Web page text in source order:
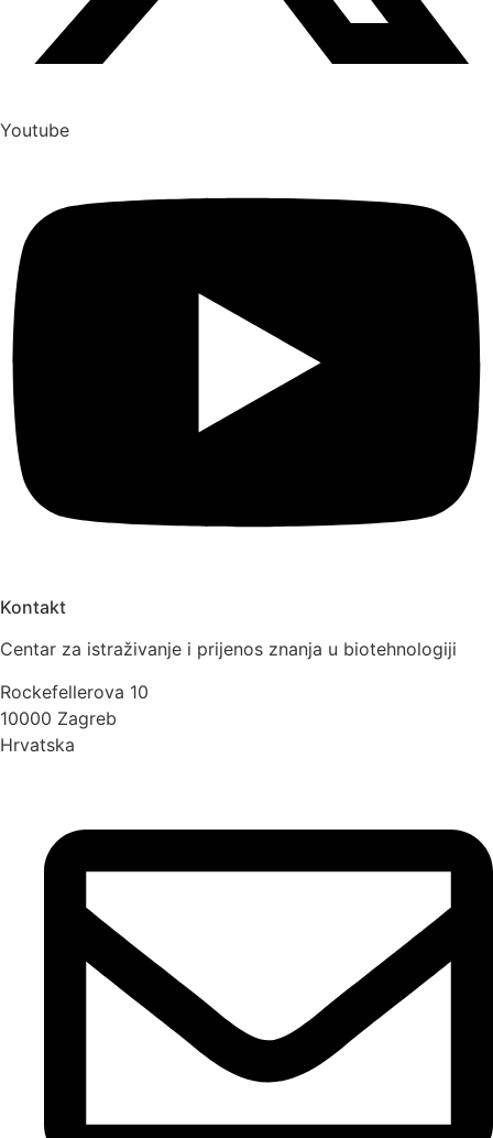
Youtube
Kontakt
Centar za istraživanje i prijenos znanja u biotehnologiji
Rockefellerova 10
10000 Zagreb
Hrvatska